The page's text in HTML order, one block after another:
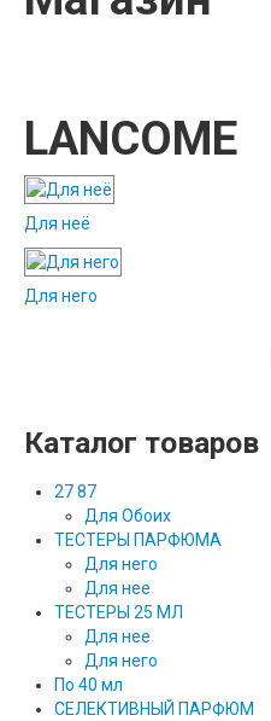
LANCOME
Для неё
Для него
Каталог товаров
27 87
Для Обоих
ТЕСТЕРЫ ПАРФЮМА
Для него
Для нее
ТЕСТЕРЫ 25 МЛ
Для нее
Для него
По 40 мл
СЕЛЕКТИВНЫЙ ПАРФЮМ